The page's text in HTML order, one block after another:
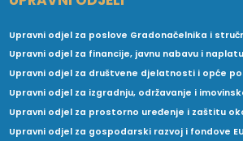
Upravni odjel za poslove Gradonačelnika i
Upravni odjel za financije, javnu nabavu i
Upravni odjel za društvene djelatnosti i opće
Upravni odjel za izgradnju, održavanje i
Upravni odjel za prostorno uređenje i zaštitu
Upravni odjel za gospodarski razvoj i fondove EU